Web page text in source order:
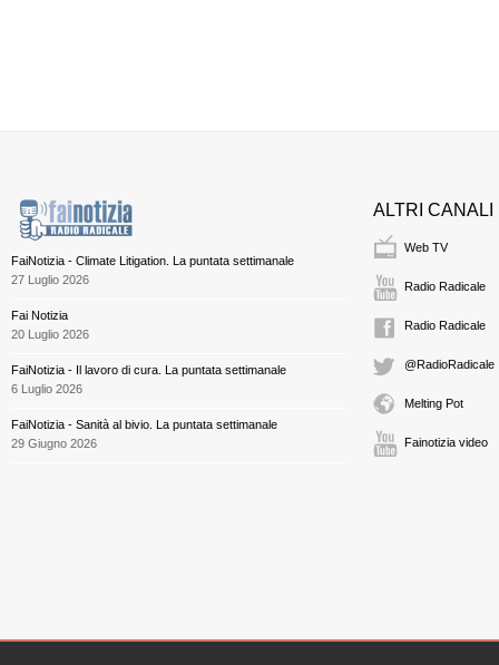
FaiNotizia - Climate Litigation. La puntata settimanale
27 Luglio 2026
Fai Notizia
20 Luglio 2026
FaiNotizia - Il lavoro di cura. La puntata settimanale
6 Luglio 2026
FaiNotizia - Sanità al bivio. La puntata settimanale
29 Giugno 2026
ALTRI CANALI
Web TV
Radio Radicale
Radio Radicale
@RadioRadicale
Melting Pot
Fainotizia video